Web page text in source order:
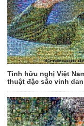
Tình hữu nghị Việt
thuật đặc sắc vinh